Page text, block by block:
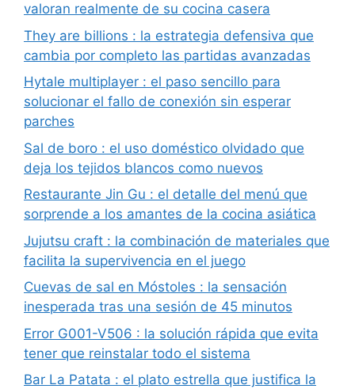
valoran realmente de su cocina casera
They are billions : la estrategia defensiva que
cambia por completo las partidas avanzadas
Hytale multiplayer : el paso sencillo para
solucionar el fallo de conexión sin esperar
parches
Sal de boro : el uso doméstico olvidado que
deja los tejidos blancos como nuevos
Restaurante Jin Gu : el detalle del menú que
sorprende a los amantes de la cocina asiática
Jujutsu craft : la combinación de materiales que
facilita la supervivencia en el juego
Cuevas de sal en Móstoles : la sensación
inesperada tras una sesión de 45 minutos
Error G001-V506 : la solución rápida que evita
tener que reinstalar todo el sistema
Bar La Patata : el plato estrella que justifica la